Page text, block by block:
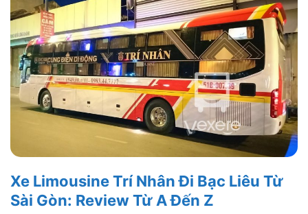
Xe Limousine Trí Nhân Đi Bạc Liêu Từ
Sài Gòn: Review Từ A Đến Z